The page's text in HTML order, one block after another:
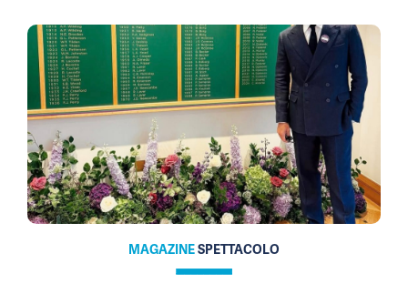
MAGAZINESPETTACOLO